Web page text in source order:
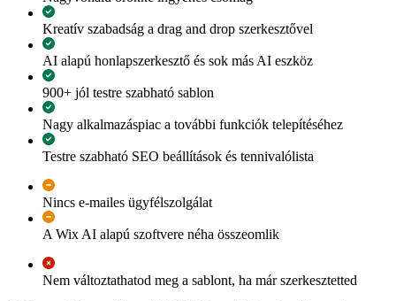
Kreatív szabadság a drag and drop szerkesztővel
AI alapú honlapszerkesztő és sok más AI eszköz
900+ jól testre szabható sablon
Nagy alkalmazáspiac a további funkciók telepítéséhez
Testre szabható SEO beállítások és tennivalólista
Nincs e-mailes ügyfélszolgálat
A Wix AI alapú szoftvere néha összeomlik
Nem változtathatod meg a sablont, ha már szerkesztetted